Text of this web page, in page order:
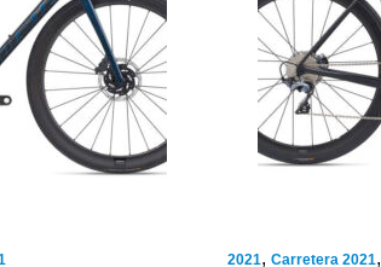
2021, Carretera 2021,